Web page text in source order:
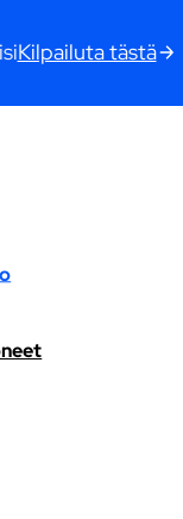
Kilpailuta tästä